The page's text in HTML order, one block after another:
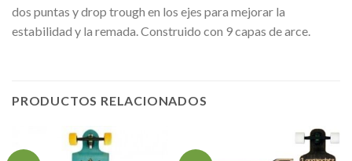
dos puntas y drop trough en los ejes para mejorar la
estabilidad y la remada. Construido con 9 capas de arce.
PRODUCTOS RELACIONADOS